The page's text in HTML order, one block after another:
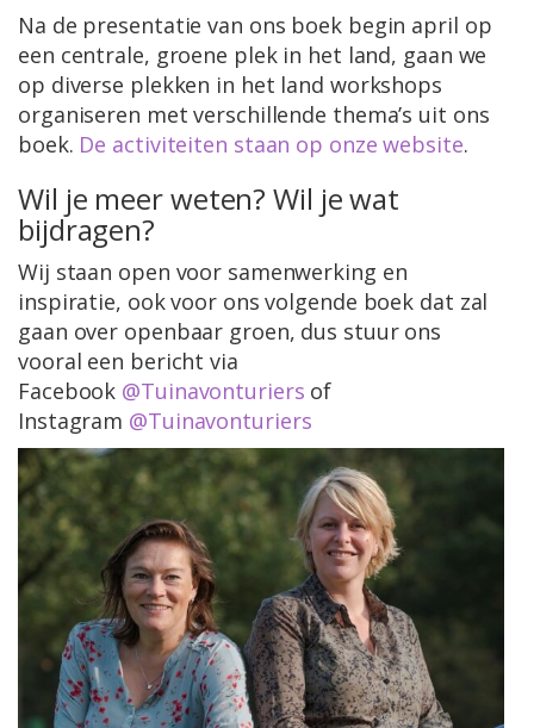
Na de presentatie van ons boek begin april op
een centrale, groene plek in het land, gaan we
op diverse plekken in het land workshops
organiseren met verschillende thema’s uit ons
boek. De activiteiten staan op onze website.
Wil je meer weten? Wil je wat
bijdragen?
Wij staan open voor samenwerking en
inspiratie, ook voor ons volgende boek dat zal
gaan over openbaar groen, dus stuur ons
vooral een bericht via
Facebook @Tuinavonturiers of
Instagram @Tuinavonturiers